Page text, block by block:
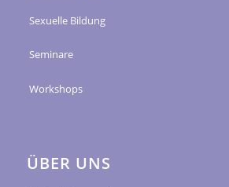
Sexuelle Bildung
Seminare
Workshops
ÜBER UNS